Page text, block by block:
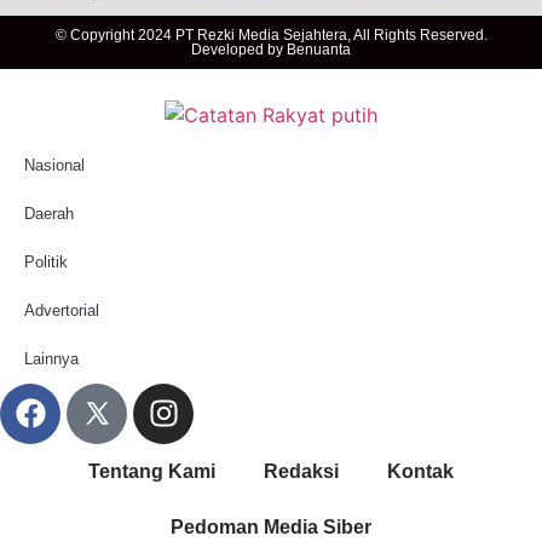
© Copyright 2024 PT Rezki Media Sejahtera, All Rights Reserved.
Developed by Benuanta
Nasional
Daerah
Politik
Advertorial
Lainnya
Tentang Kami Redaksi Kontak
Pedoman Media Siber